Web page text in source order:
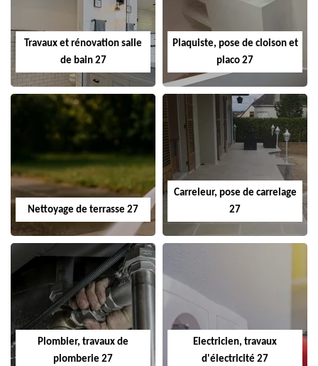
Travaux et rénovation salle
de bain 27
Plaquiste, pose de cloison et
placo 27
Nettoyage de terrasse 27
Carreleur, pose de carrelage
27
Plombier, travaux de
plomberie 27
Electricien, travaux
d'électricité 27